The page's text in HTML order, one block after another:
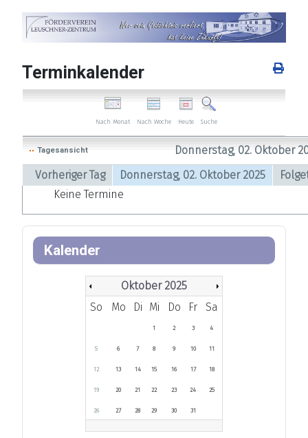
Terminkalender
Nach Monat Nach Woche Heute Suche
Tagesansicht
Donnerstag, 02. Oktober
Vorheriger Tag
Donnerstag, 02. Oktober 2025
Keine Termine
Kalender
Oktober 2025
So
Mo Di Mi Do Fr Sa
1 2 3 4
5 6 7 8 9 10 11
12 13 14 15 16 17 18
19 20 21 22 23 24 25
26 27 28 29 30 31